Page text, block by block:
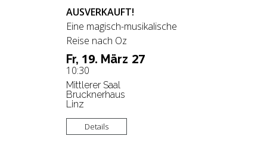
Fr, 19. März 27
10:30
Mittlerer Saal
Brucknerhaus
Linz
AUSVERKAUFT!
Eine magisch-musikalische
Reise nach Oz
Details